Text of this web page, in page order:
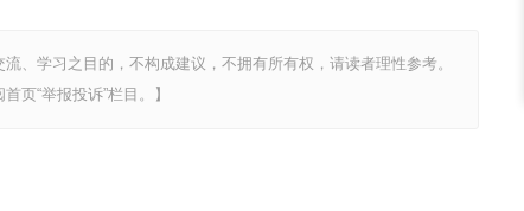
、学习之目的，不构成建议，不拥有所有权，请读者理性参考。
页“举报投诉”栏目。】